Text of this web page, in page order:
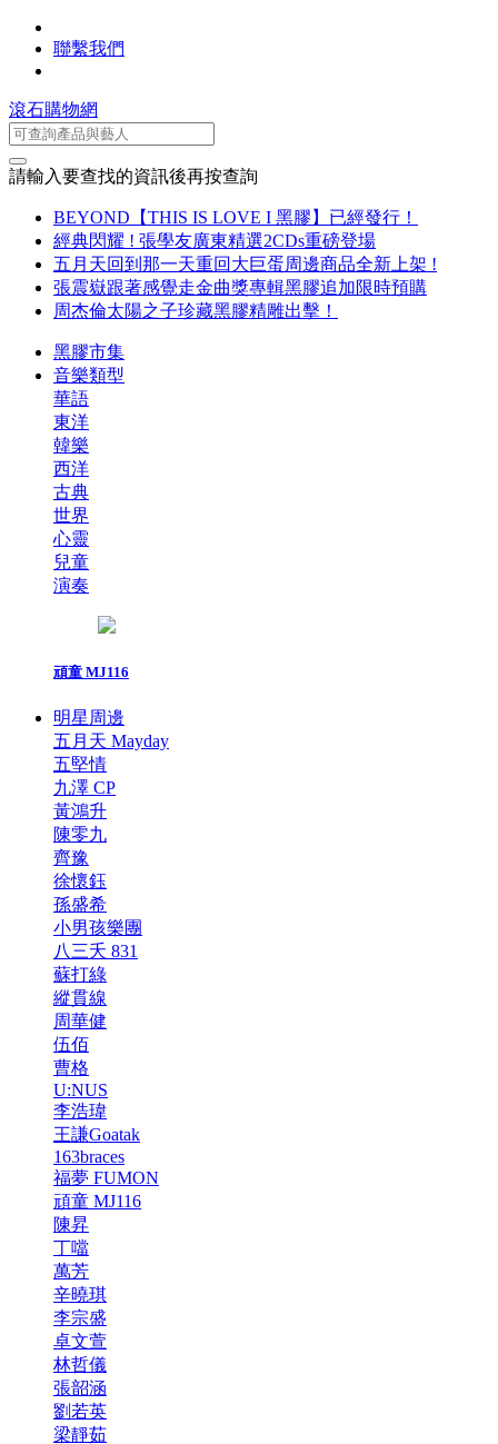
聯繫我們
滾石購物網
請輸入要查找的資訊後再按查詢
BEYOND【THIS IS LOVE I 黑膠】已經發行！
經典閃耀 ! 張學友廣東精選2CDs重磅登場
五月天回到那一天重回大巨蛋周邊商品全新上架 !
張震嶽跟著感覺走金曲獎專輯黑膠追加限時預購
周杰倫太陽之子珍藏黑膠精雕出擊！
黑膠市集
音樂類型
華語
東洋
韓樂
西洋
古典
世界
心靈
兒童
演奏
頑童 MJ116
明星周邊
五月天 Mayday
五堅情
九澤 CP
黃鴻升
陳零九
齊豫
徐懷鈺
孫盛希
小男孩樂團
八三夭 831
蘇打綠
縱貫線
周華健
伍佰
曹格
U:NUS
李浩瑋
王謙Goatak
163braces
福夢 FUMON
頑童 MJ116
陳昇
丁噹
萬芳
辛曉琪
李宗盛
卓文萱
林哲儀
張韶涵
劉若英
梁靜茹